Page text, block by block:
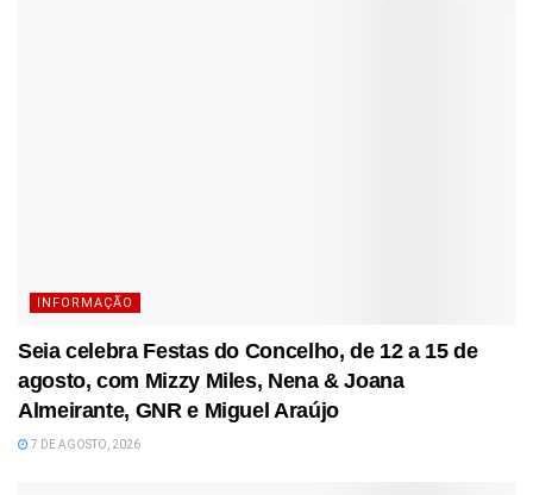
INFORMAÇÃO
Seia celebra Festas do Concelho, de 12 a 15 de
agosto, com Mizzy Miles, Nena & Joana
Almeirante, GNR e Miguel Araújo
7 DE AGOSTO, 2026